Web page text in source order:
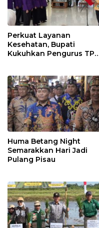
Perkuat Layanan
Kesehatan, Bupati
Kukuhkan Pengurus TP
Huma Betang Night
Semarakkan Hari Jadi
Pulang Pisau